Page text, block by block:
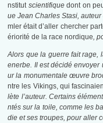
nstitut scientifiquedont on
ue Jean Charles Stasi,
mler était d’aller chercher
ériorité de la race nordique,
Alors que la guerre fait rage,
enerbe. Il est décidé
ur la monumentale œuvre
ntre les Vikings, qui
lète l’auteur. Certains
ntés sur la toile, comme les
die et ses troupes, pour aller